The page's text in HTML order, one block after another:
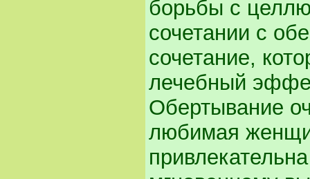
борьбы с
сочетании с
сочетание,
лечебный
Обертывание
любимая